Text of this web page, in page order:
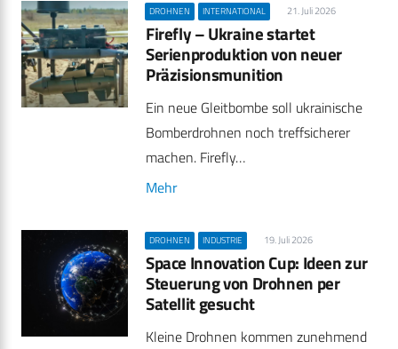
DROHNEN INTERNATIONAL 21. Juli 2026
Firefly – Ukraine startet
Serienproduktion von neuer
Präzisionsmunition
Ein neue Gleitbombe soll ukrainische
Bomberdrohnen noch treffsicherer
machen. Firefly…
Mehr
DROHNEN INDUSTRIE 19. Juli 2026
Space Innovation Cup: Ideen zur
Steuerung von Drohnen per
Satellit gesucht
Kleine Drohnen kommen zunehmend